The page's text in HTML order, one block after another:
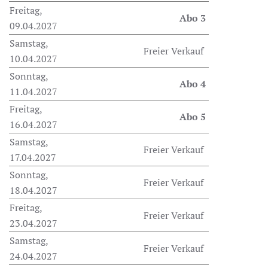
Freitag,
09.04.2027
Abo 3
Samstag,
10.04.2027
Freier Verkauf
Sonntag,
11.04.2027
Abo 4
Freitag,
16.04.2027
Abo 5
Samstag,
17.04.2027
Freier Verkauf
Sonntag,
18.04.2027
Freier Verkauf
Freitag,
23.04.2027
Freier Verkauf
Samstag,
24.04.2027
Freier Verkauf